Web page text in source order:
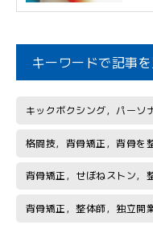
キーワードで記事
キックボクシング，パーソ
格闘技，背骨矯正，背骨を
背骨矯正，せぼねストン，
背骨矯正，整体師，独立開